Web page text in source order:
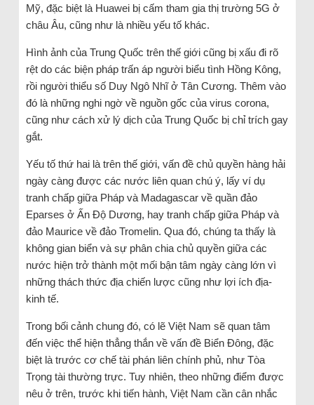
Mỹ, đặc biệt là Huawei bị cấm tham gia thị trường 5G ở
châu Âu, cũng như là nhiều yếu tố khác.
Hình ảnh của Trung Quốc trên thế giới cũng bị xấu đi rõ
rệt do các biện pháp trấn áp người biểu tình Hồng Kông,
rồi người thiểu số Duy Ngô Nhĩ ở Tân Cương. Thêm vào
đó là những nghi ngờ về nguồn gốc của virus corona,
cũng như cách xử lý dịch của Trung Quốc bị chỉ trích gay
gắt.
Yếu tố thứ hai là trên thế giới, vấn đề chủ quyền hàng hải
ngày càng được các nước liên quan chú ý, lấy ví dụ
tranh chấp giữa Pháp và Madagascar về quần đảo
Eparses ở Ấn Độ Dương, hay tranh chấp giữa Pháp và
đảo Maurice về đảo Tromelin. Qua đó, chúng ta thấy là
không gian biển và sự phân chia chủ quyền giữa các
nước hiện trở thành một mối bận tâm ngày càng lớn vì
những thách thức địa chiến lược cũng như lợi ích địa-
kinh tế.
Trong bối cảnh chung đó, có lẽ Việt Nam sẽ quan tâm
đến việc thể hiện thẳng thắn về vấn đề Biển Đông, đặc
biệt là trước cơ chế tài phán liên chính phủ, như Tòa
Trọng tài thường trực. Tuy nhiên, theo những điểm được
nêu ở trên, trước khi tiến hành, Việt Nam cần cân nhắc